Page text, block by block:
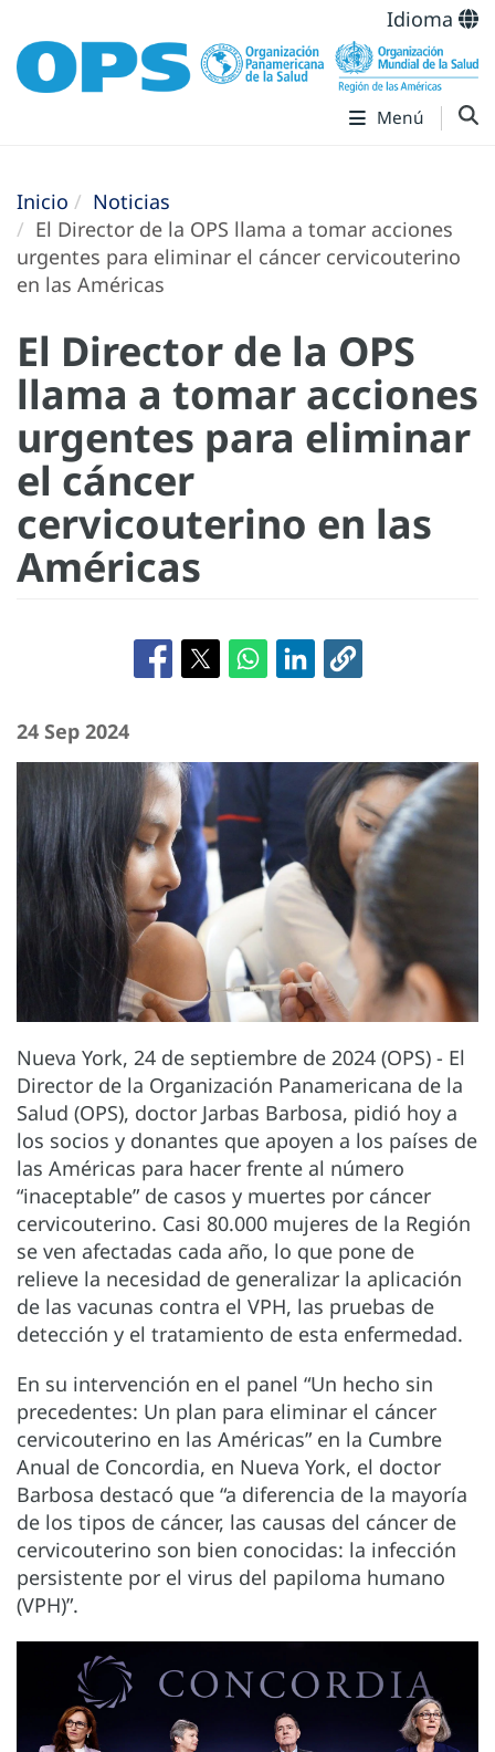
Idioma
Menú
Inicio
Noticias
El Director de la OPS llama a tomar acciones
urgentes para eliminar el cáncer cervicouterino
en las Américas
El Director de la OPS
llama a tomar acciones
urgentes para eliminar
el cáncer
cervicouterino en las
Américas
24 Sep 2024
Nueva York, 24 de septiembre de 2024 (OPS) - El
Director de la Organización Panamericana de la
Salud (OPS), doctor Jarbas Barbosa, pidió hoy a
los socios y donantes que apoyen a los países de
las Américas para hacer frente al número
“inaceptable” de casos y muertes por cáncer
cervicouterino. Casi 80.000 mujeres de la Región
se ven afectadas cada año, lo que pone de
relieve la necesidad de generalizar la aplicación
de las vacunas contra el VPH, las pruebas de
detección y el tratamiento de esta enfermedad.
En su intervención en el panel “Un hecho sin
precedentes: Un plan para eliminar el cáncer
cervicouterino en las Américas” en la Cumbre
Anual de Concordia, en Nueva York, el doctor
Barbosa destacó que “a diferencia de la mayoría
de los tipos de cáncer, las causas del cáncer de
cervicouterino son bien conocidas: la infección
persistente por el virus del papiloma humano
(VPH)”.